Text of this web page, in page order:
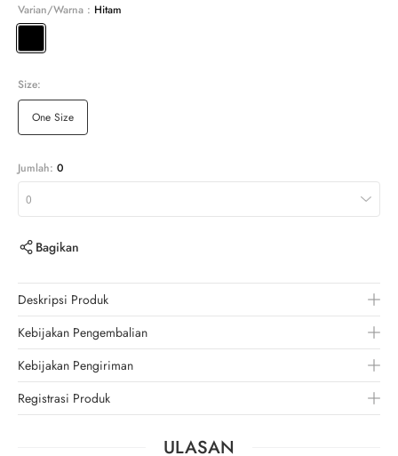
Varian/Warna : Hitam
Size:
One Size
Jumlah: 0
0
Bagikan
Deskripsi Produk
Kebijakan Pengembalian
Kebijakan Pengiriman
Registrasi Produk
ULASAN